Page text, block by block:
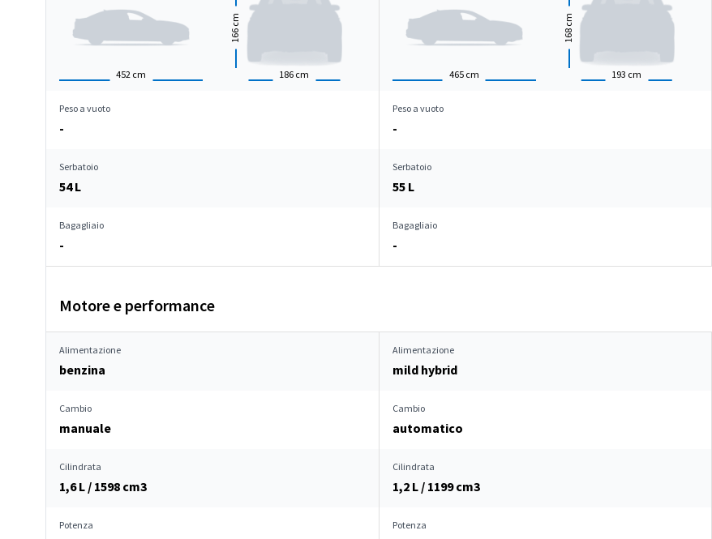
452 cm 186 cm
166
cm
465 cm 193 cm
168
cm
Peso a vuoto
-
Peso a vuoto
-
Serbatoio
54 L
Serbatoio
55 L
Bagagliaio
-
Bagagliaio
-
Motore e performance
Alimentazione
benzina
Alimentazione
mild hybrid
Cambio
manuale
Cambio
automatico
Cilindrata
1,6 L / 1598 cm3
Cilindrata
1,2 L / 1199 cm3
Potenza Potenza